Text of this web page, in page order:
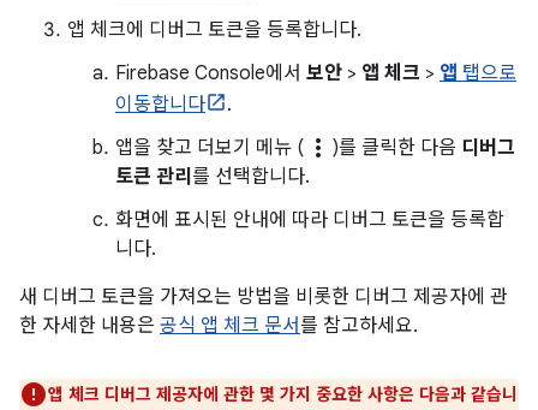
앱 체크에 디버그 토큰을 등록합니다.
Firebase Console에서 보안 > 앱 체크 > 앱 탭으로
이동합니다
.
앱을 찾고 더보기 메뉴 ( more_vert )를 클릭한 다음 디버그
토큰 관리 를 선택합니다.
화면에 표시된 안내에 따라 디버그 토큰을 등록합
니다.
새 디버그 토큰을 가져오는 방법을 비롯한 디버그 제공자에 관
한 자세한 내용은 공식 앱 체크 문서를 참고하세요.
앱 체크 디버그 제공자에 관한 몇 가지 중요한 사항은 다음과 같습니